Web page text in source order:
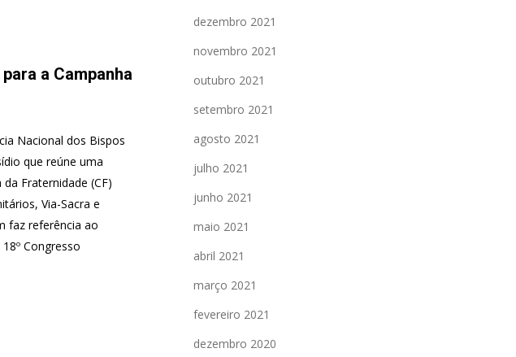
a Campanha
Nacional dos Bispos
que reúne uma
Fraternidade (CF)
Via-Sacra e
faz referência ao
Congresso
dezembro 2021
novembro 2021
outubro 2021
setembro 2021
agosto 2021
julho 2021
junho 2021
maio 2021
abril 2021
março 2021
fevereiro 2021
dezembro 2020